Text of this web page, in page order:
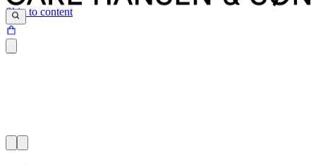
Skip to content